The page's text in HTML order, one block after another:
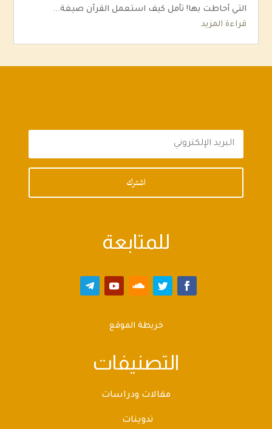
التي أحاطت بها! تأمل كيف استعمل القرآن صيغة...
قراءة المزيد
اشترك
للمتابعة
خريطة الموقع
التصنيفات
مقالات ودراسات
تدوينات